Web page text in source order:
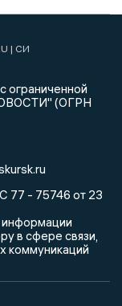
| СИ
ограниченной
(ОГРН
77 - 75746 от 23
информации
в сфере связи,
коммуникаций